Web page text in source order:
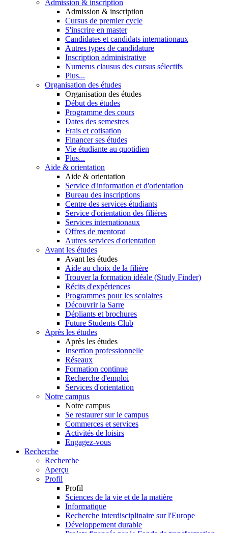
Admission & inscription
Admission & inscription
Cursus de premier cycle
S'inscrire en master
Candidates et candidats internationaux
Autres types de candidature
Inscription administrative
Numerus clausus des cursus sélectifs
Plus...
Organisation des études
Organisation des études
Début des études
Programme des cours
Dates des semestres
Frais et cotisation
Financer ses études
Vie étudiante au quotidien
Plus...
Aide & orientation
Aide & orientation
Service d'information et d'orientation
Bureau des inscriptions
Centre des services étudiants
Service d'orientation des filières
Services internationaux
Offres de mentorat
Autres services d'orientation
Avant les études
Avant les études
Aide au choix de la filière
Trouver la formation idéale (Study Finder)
Récits d'expériences
Programmes pour les scolaires
Découvrir la Sarre
Dépliants et brochures
Future Students Club
Après les études
Après les études
Insertion professionnelle
Réseaux
Formation continue
Recherche d'emploi
Services d'orientation
Notre campus
Notre campus
Se restaurer sur le campus
Commerces et services
Activités de loisirs
Engagez-vous
Recherche
Recherche
Aperçu
Profil
Profil
Sciences de la vie et de la matière
Informatique
Recherche interdisciplinaire sur l'Europe
Développement durable